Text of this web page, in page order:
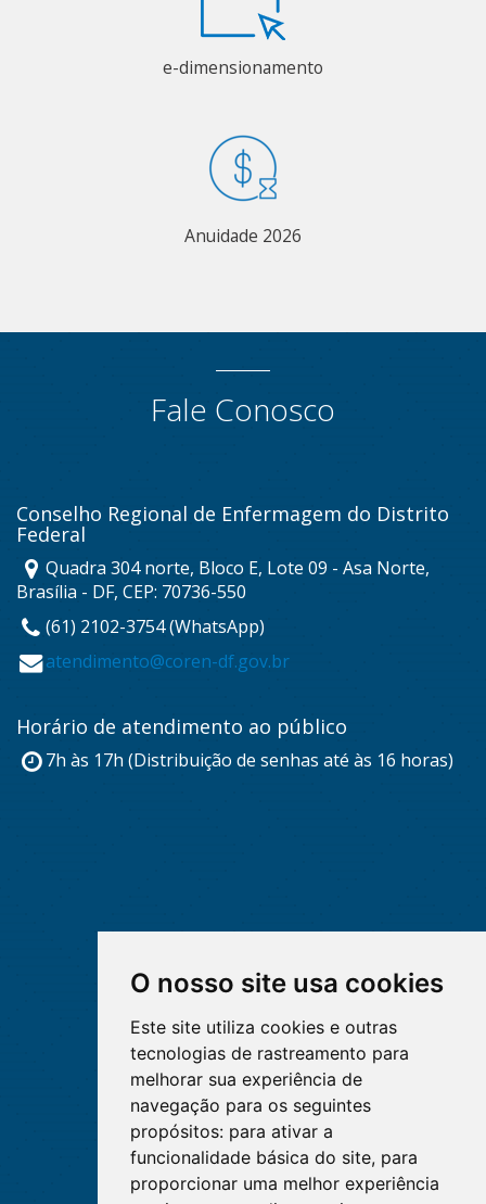
O nosso site usa cookies
Este site utiliza cookies e outras
tecnologias de rastreamento para
melhorar sua experiência de
navegação para os seguintes
propósitos: para ativar a
funcionalidade básica do site, para
proporcionar uma melhor experiência
e-dimensionamento
Anuidade 2026
Fale Conosco
Conselho Regional de Enfermagem do Distrito
Federal
Quadra 304 norte, Bloco E, Lote 09 - Asa Norte,
Brasília - DF, CEP: 70736-550
(61) 2102-3754 (WhatsApp)
atendimento@coren-df.gov.br
Horário de atendimento ao público
7h às 17h (Distribuição de senhas até às 16 horas)